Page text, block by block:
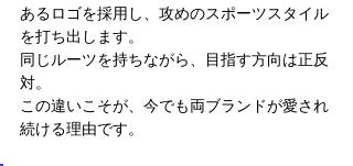
あるロゴを採用し、攻めのスポーツスタイル
を打ち出します。
同じルーツを持ちながら、目指す方向は正反
対。
この違いこそが、今でも両ブランドが愛され
続ける理由です。